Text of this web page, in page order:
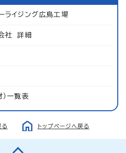
ライジング広島工場
社 詳細
一覧表
る トップページへ戻る